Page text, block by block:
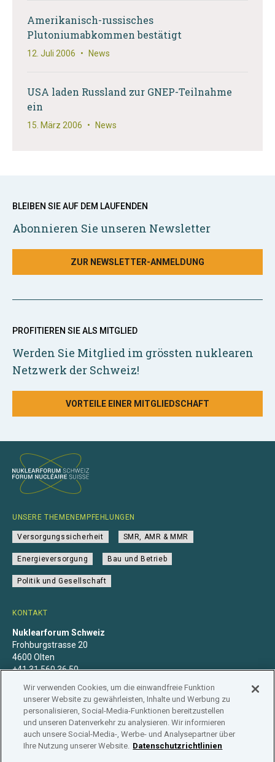
Amerikanisch-russisches
Plutoniumabkommen bestätigt
12. Juli 2006 • News
USA laden Russland zur GNEP-Teilnahme
ein
15. März 2006 • News
BLEIBEN SIE AUF DEM LAUFENDEN
Abonnieren Sie unseren Newsletter
ZUR NEWSLETTER-ANMELDUNG
PROFITIEREN SIE ALS MITGLIED
Werden Sie Mitglied im grössten nuklearen
Netzwerk der Schweiz!
VORTEILE EINER MITGLIEDSCHAFT
KONTAKT
Nuklearforum Schweiz
Frohburgstrasse 20
4600 Olten
+41 31 560 36 50
UNSERE THEMENEMPFEHLUNGEN
Versorgungssicherheit SMR, AMR & MMR
Energieversorgung Bau und Betrieb
Politik und Gesellschaft
Datenschutzerklärung Impressum Mitgliedschaft
Wir verwenden Cookies, um die einwandfreie Funktion
unserer Website zu gewährleisten, Inhalte und Werbung zu
personalisieren, Social-Media-Funktionen bereitzustellen
und unseren Datenverkehr zu analysieren. Wir informieren
auch unsere Social-Media-, Werbe- und Analysepartner über
Ihre Nutzung unserer Website. Datenschutzrichtlinien